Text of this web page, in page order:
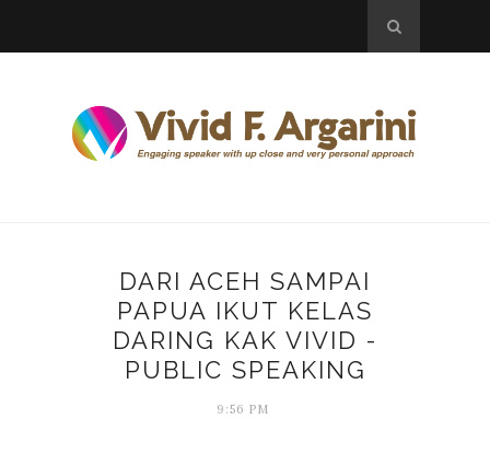
DARI ACEH SAMPAI
PAPUA IKUT KELAS
DARING KAK VIVID -
PUBLIC SPEAKING
9:56 PM